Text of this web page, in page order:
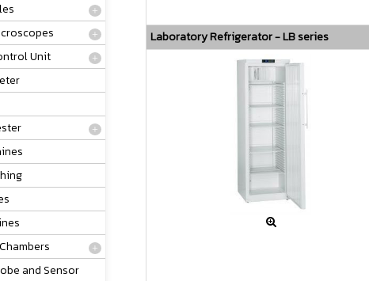
Unit
and Sensor
Laboratory Refrigerator - LB series
